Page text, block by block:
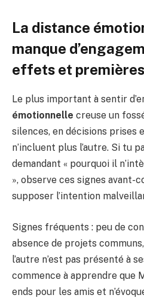
La distance
manque
effets et
Le plus important à sentir
émotionnelle creuse un
silences, en décisions prises
n’incluent plus l’autre. Si tu
demandant « pourquoi il
», observe ces signes avant-
supposer l’intention
Signes fréquents : peu de
absence de projets
l’autre n’est pas présenté à
commence à apprendre que
ends pour les amis et